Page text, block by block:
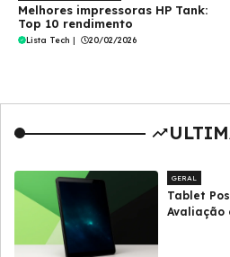
Melhores impressoras HP Tank:
Top 10 rendimento
Lista Tech | 20/02/2026
GERAL
Tablet
Avaliação